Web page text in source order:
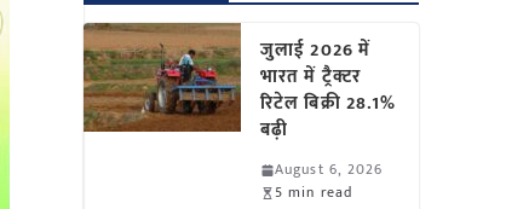
जुलाई 2026 में
भारत में ट्रैक्टर
रिटेल बिक्री 28.1%
बढ़ी
August 6, 2026
5 min read